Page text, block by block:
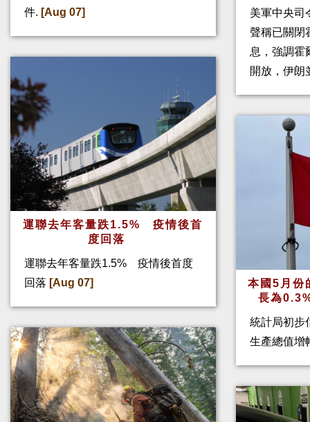
件. [Aug 07]
運聯去年客量跌1.5% 疫情後首
度回落
運聯去年客量跌1.5% 疫情後首度
回落 [Aug 07]
美軍中央司
聲稱已關閉
息，強調霍
開放，伊
本國5月份
長為
統計局初步
生產總值增